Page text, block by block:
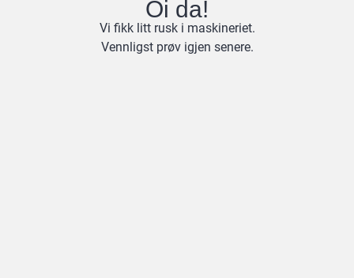
Oi da!
Vi fikk litt rusk i maskineriet.
Vennligst prøv igjen senere.